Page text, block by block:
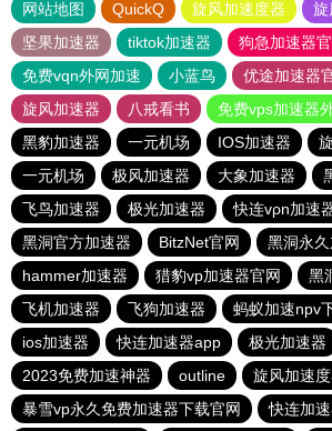
网站地图 QuickQ 旋风加速度器 旋
坚果加速器
tiktok加速器
狗急加速器
免费vqn外网加速
小蓝鸟 优途加速器
旋风加速器
八戒看书
免费vps加速器
黑豹加速器
一元机场 IOS加速器
一元机场
极风加速器 大象加速器
飞鸟加速器
极光加速器
快连vρn加速
黑洞官方加速器
BitzNet官网
黑洞永
hammer加速器
猎豹vp加速器官网
黑
飞机加速器
飞狗加速器
蚂蚁加速npv
ios加速器
快连加速器app 极光加速器
2023免费加速神器
outline
旋风加速
暴雪vp永久免费加速器下载官网
快连加